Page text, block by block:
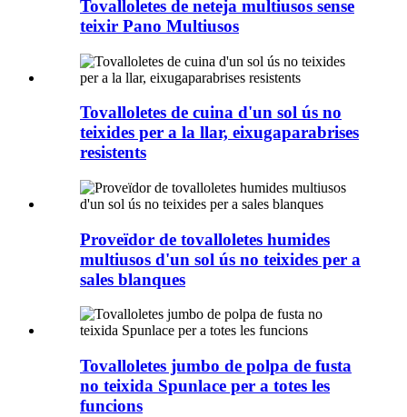
Tovalloletes de neteja multiusos sense
teixir Pano Multiusos
Tovalloletes de cuina d'un sol ús no
teixides per a la llar, eixugaparabrises
resistents
Proveïdor de tovalloletes humides
multiusos d'un sol ús no teixides per a
sales blanques
Tovalloletes jumbo de polpa de fusta
no teixida Spunlace per a totes les
funcions